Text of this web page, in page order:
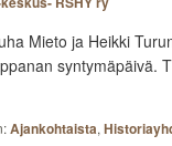
Mieto ja Heikki
syntymäpäivä.
Ajankohtaista,